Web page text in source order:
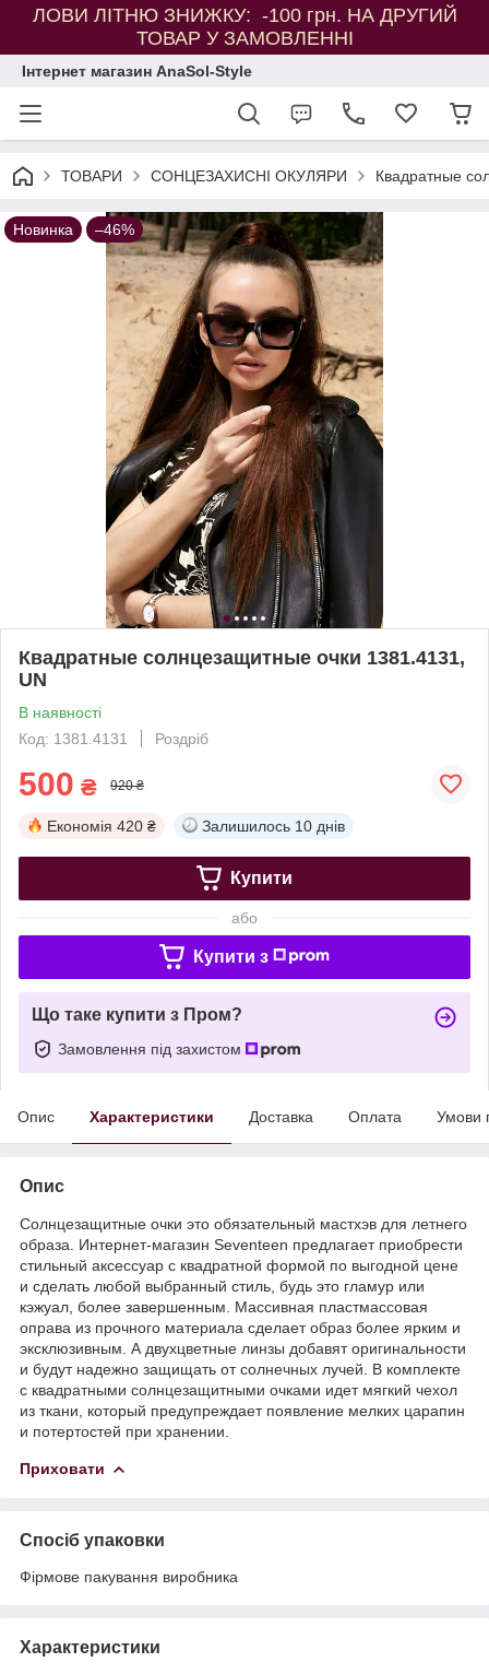
ЛОВИ ЛІТНЮ ЗНИЖКУ: -100 грн. НА ДРУГИЙ
ТОВАР У ЗАМОВЛЕННІ
Інтернет магазин AnaSol-Style
ТОВАРИ СОНЦЕЗАХИСНІ ОКУЛЯРИ Квадратные
Новинка –46%
Квадратные солнцезащитные очки 1381.4131,
UN
В наявності
Код: 1381.4131
Роздріб
500 ₴ 920 ₴
Економія 420 ₴ Залишилось 10 днів
Купити
або
Купити з
Що таке купити з Пром?
Замовлення під захистом
Опис Характеристики Доставка Оплата Умови
Опис
Солнцезащитные очки это обязательный мастхэв для летнего
образа. Интернет-магазин Seventeen предлагает приобрести
стильный аксессуар с квадратной формой по выгодной цене
и сделать любой выбранный стиль, будь это гламур или
кэжуал, более завершенным. Массивная пластмассовая
оправа из прочного материала сделает образ более ярким и
эксклюзивным. А двухцветные линзы добавят оригинальности
и будут надежно защищать от солнечных лучей. В комплекте
с квадратными солнцезащитными очками идет мягкий чехол
из ткани, который предупреждает появление мелких царапин
и потертостей при хранении.
Приховати
Спосіб упаковки
Фірмове пакування виробника
Характеристики